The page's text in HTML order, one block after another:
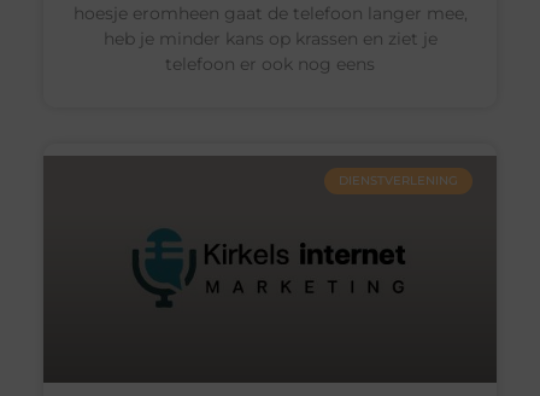
hoesje eromheen gaat de telefoon langer mee,
heb je minder kans op krassen en ziet je
telefoon er ook nog eens
DIENSTVERLENING